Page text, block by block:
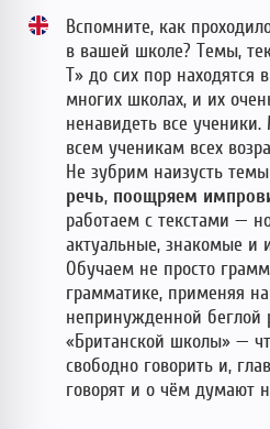
Вспомните, как
в вашей школе? Темы,
Т» до сих пор находятся
многих школах, и их
ненавидеть все
всем ученикам всех
Не зубрим наизусть
речь, поощряем
работаем с текстами —
актуальные, знакомые и
Обучаем не просто
грамматике, применяя
непринужденной беглой
«Британской школы» —
свободно говорить и,
говорят и о чём думают